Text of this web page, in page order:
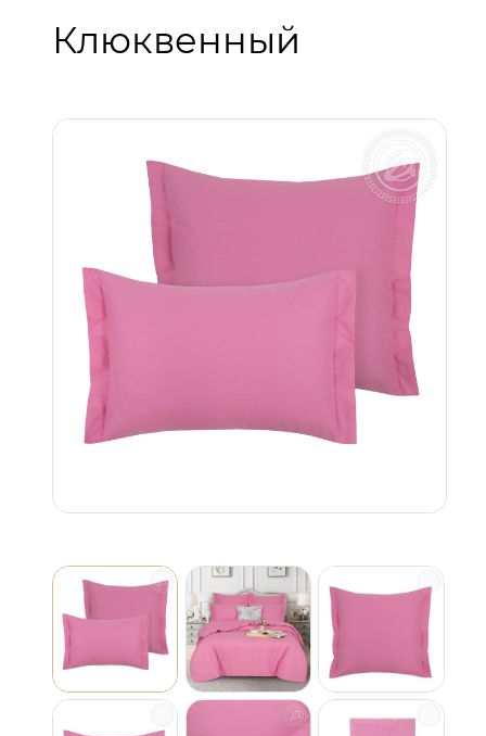
Клюквенный